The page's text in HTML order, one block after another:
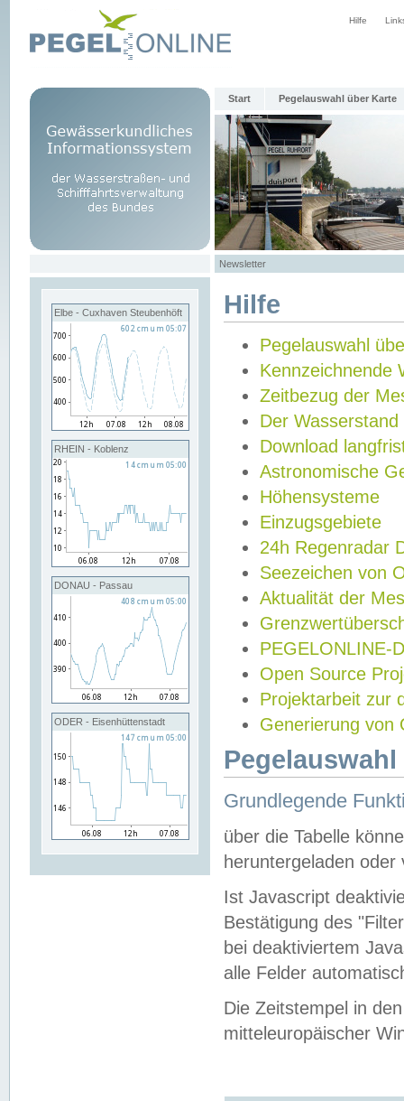
Hilfe
Start Pegelauswahl über Karte
Newsletter
Elbe - Cuxhaven Steubenhöft
RHEIN - Koblenz
DONAU - Passau
ODER - Eisenhüttenstadt
Hilfe
Pegelauswahl
Kennzeichnende
Zeitbezug der
Der Wasserstand
Download
Astronomische
Höhensysteme
Einzugsgebiete
24h Regenradar
Seezeichen von
Aktualität der
PEGELONLINE-
Open Source
Projektarbeit zur
Generierung von
Grundlegende
über die Tabelle
heruntergeladen oder
Ist Javascript
Bestätigung des
bei deaktiviertem
alle Felder
Die Zeitstempel in
mitteleuropäischer